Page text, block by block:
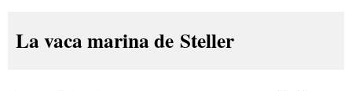
La vaca marina de Steller